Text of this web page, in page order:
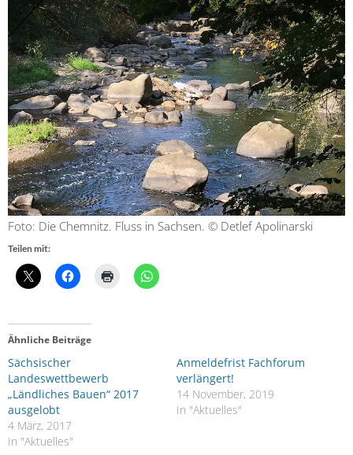
Foto: Die Chemnitz. Fluss in Sachsen. © Detlef Apolinarski
Teilen mit:
Ähnliche Beiträge
Sächsischer
Landeswettbewerb
„Ländliches Bauen“ 2017
ausgelobt
4 März, 2017
In "Aktuelles"
Anmeldefrist Fachforum
verlängert!
14 November, 2019
In "Aktuelles"